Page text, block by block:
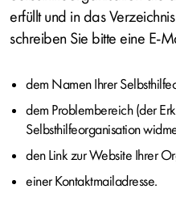
erfüllt und in das
schreiben Sie bitte eine E-
dem Namen Ihrer
dem Problembereich (der
Selbsthilfeorganisation
den Link zur Website Ihrer
einer Kontaktmailadresse.